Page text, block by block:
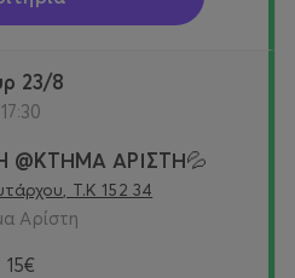
23/8
17:30
@KTΗΜΑ ΑΡΙΣΤΗ💦
Τ.Κ 152 34
Αρίστη
15€